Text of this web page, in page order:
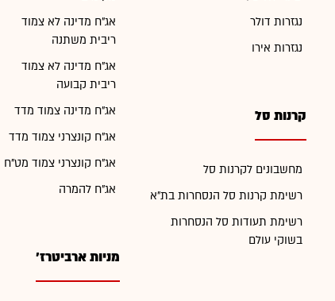
נגזרות דולר
נגזרות אירו
קרנות סל
מחשבונים לקרנות סל
רשימת קרנות סל הנסחרות בת"א
רשימת תעודות סל הנסחרות
בשוקי עולם
אג"ח מדינה לא צמוד
ריבית משתנה
אג"ח מדינה לא צמוד
ריבית קבועה
אג"ח מדינה צמוד מדד
אג"ח קונצרני צמוד מדד
אג"ח קונצרני צמוד מט"ח
אג"ח להמרה
מניות ארביטרז'